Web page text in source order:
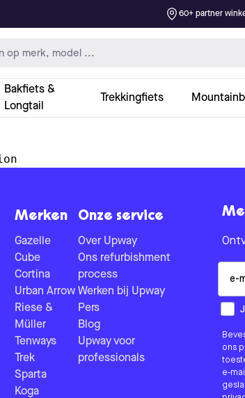
60+ partner
Bakfiets &
Longtail
Trekkingfiets
Merken
Gazelle
Cube
Cortina
Urban Arrow
Riese &
Müller
Tenways
Trek
Sparta
Koga
Onze service
Over Upway
Ons refurbishment
process
Werken bij Upway
Pers
Blog
Upway voor
professionals
ons
e-